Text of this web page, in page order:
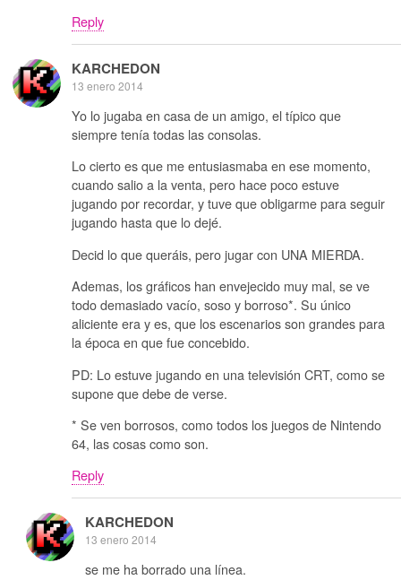
Reply
KARCHEDON
13 enero 2014
Yo lo jugaba en casa de un amigo, el típico que
siempre tenía todas las consolas.
Lo cierto es que me entusiasmaba en ese momento,
cuando salio a la venta, pero hace poco estuve
jugando por recordar, y tuve que obligarme para seguir
jugando hasta que lo dejé.
Decid lo que queráis, pero jugar con UNA MIERDA.
Ademas, los gráficos han envejecido muy mal, se ve
todo demasiado vacío, soso y borroso*. Su único
aliciente era y es, que los escenarios son grandes para
la época en que fue concebido.
PD: Lo estuve jugando en una televisión CRT, como se
supone que debe de verse.
* Se ven borrosos, como todos los juegos de Nintendo
64, las cosas como son.
Reply
KARCHEDON
13 enero 2014
se me ha borrado una línea.